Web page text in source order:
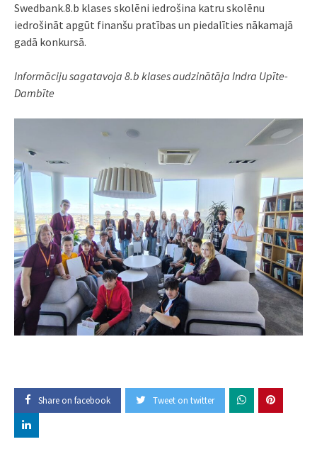
Swedbank.8.b klases skolēni iedrošina katru skolēnu
iedrošināt apgūt finanšu pratības un piedalīties nākamajā
gadā konkursā.
Informāciju sagatavoja 8.b klases audzinātāja Indra Upīte-
Dambīte
Share on facebook Tweet on twitter